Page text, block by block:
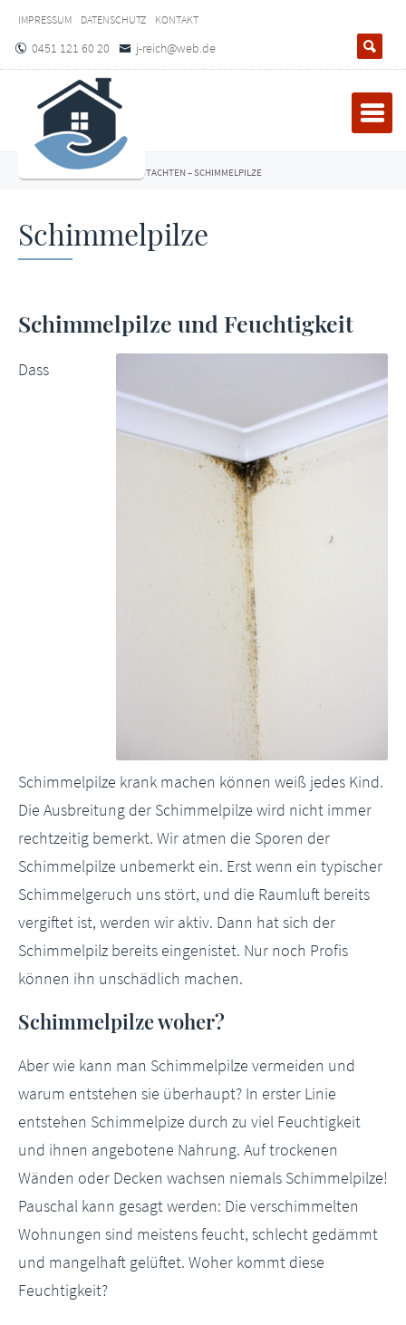
IMPRESSUM DATENSCHUTZ KONTAKT
0451 121 60 20 j-reich@web.de
SORGENFREIER HAUSBAU GUTACHTEN –SCHIMMELPILZE
Schimmelpilze
Schimmelpilze und Feuchtigkeit
Dass
Schimmelpilze krank machen können weiß jedes Kind.
Die Ausbreitung der Schimmelpilze wird nicht immer
rechtzeitig bemerkt. Wir atmen die Sporen der
Schimmelpilze unbemerkt ein. Erst wenn ein typischer
Schimmelgeruch uns stört, und die Raumluft bereits
vergiftet ist, werden wir aktiv. Dann hat sich der
Schimmelpilz bereits eingenistet. Nur noch Profis
können ihn unschädlich machen.
Schimmelpilze woher?
Aber wie kann man Schimmelpilze vermeiden und
warum entstehen sie überhaupt? In erster Linie
entstehen Schimmelpize durch zu viel Feuchtigkeit
und ihnen angebotene Nahrung. Auf trockenen
Wänden oder Decken wachsen niemals Schimmelpilze!
Pauschal kann gesagt werden: Die verschimmelten
Wohnungen sind meistens feucht, schlecht gedämmt
und mangelhaft gelüftet. Woher kommt diese
Feuchtigkeit?